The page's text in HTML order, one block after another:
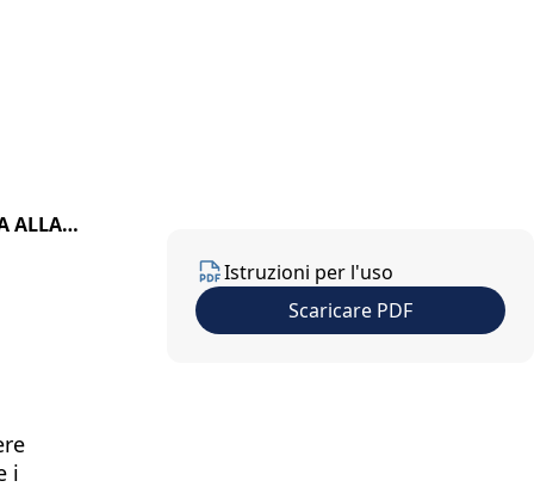
Istruzioni per l'uso
Scaricare PDF
ALLA
i